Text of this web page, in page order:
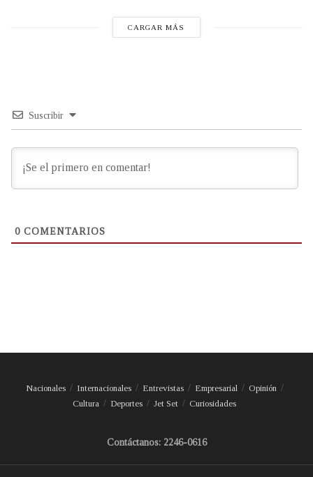
CARGAR MÁS
Suscribir
0 COMENTARIOS
Nacionales Internacionales Entrevistas Empresarial
Opinión
Cultura
Deportes Jet Set Curiosidades
Contáctanos: 2246-0616